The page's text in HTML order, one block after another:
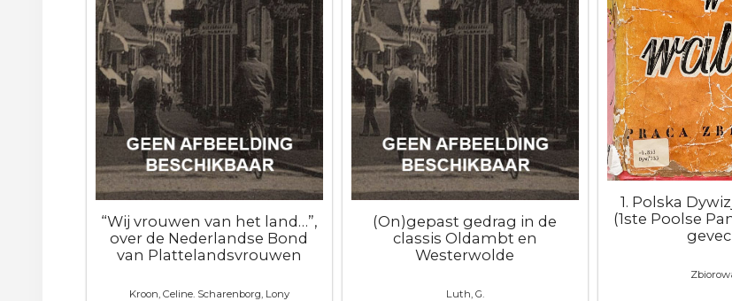
“Wij vrouwen van het land…”,
over de Nederlandse Bond
van Plattelandsvrouwen
Kroon, Celine. Scharenborg, Lony
(On)gepast gedrag in de
classis Oldambt en
Westerwolde
Luth, G.
1. Polska
(1ste Poolse